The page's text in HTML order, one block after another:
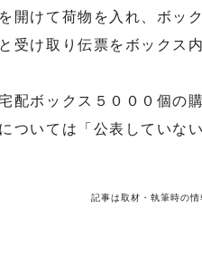
開けて荷物を入れ、ボッ
受け取り伝票をボックス
配ボックス５０００個の
ついては「公表していな
記事は取材・執筆時の